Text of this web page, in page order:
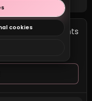
이내
6 events
cookies